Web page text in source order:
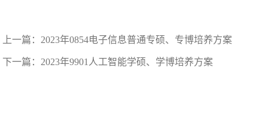
上一篇： 2023年0854电子信息普通专硕、专博培养方案
下一篇： 2023年9901人工智能学硕、学博培养方案